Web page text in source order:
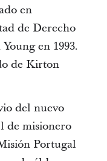
en
de Derecho
en 1993.
de Kirton
del nuevo
de misionero
Portugal